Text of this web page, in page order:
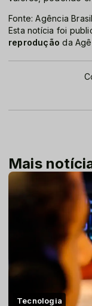
Fonte: Agência Brasil
Esta notícia foi
reprodução da
Mais
Tecnologia